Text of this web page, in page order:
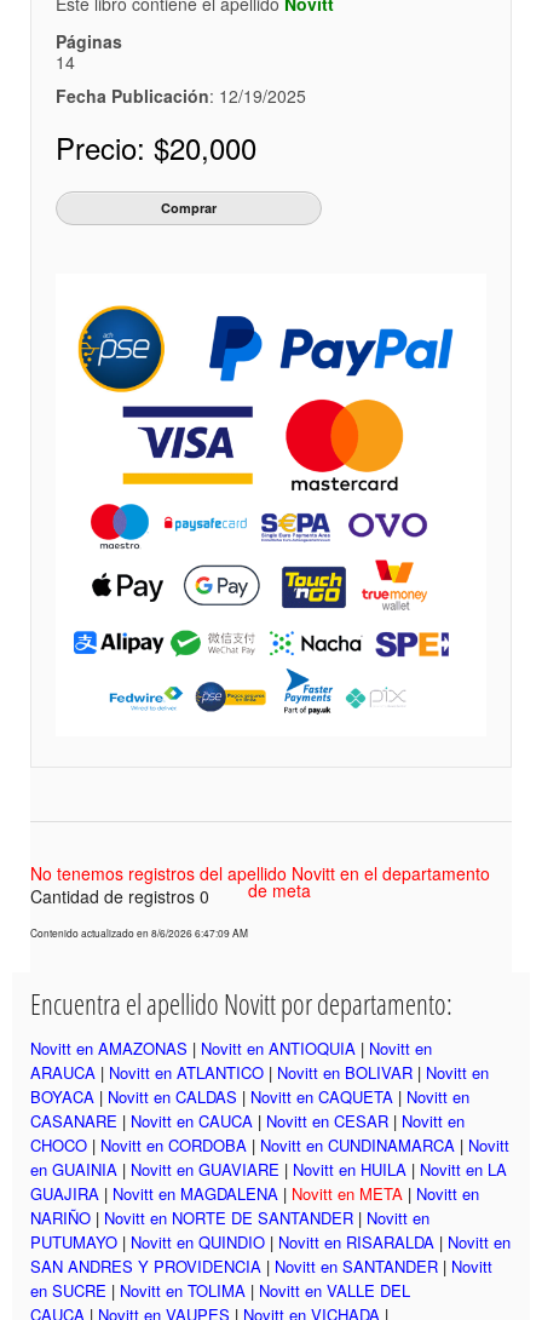
Páginas
14
Fecha Publicación: 12/19/2025
Precio: $20,000
No tenemos registros del apellido Novitt en el departamento
de meta
Cantidad de registros 0
Contenido actualizado en 8/6/2026 6:47:09 AM
Encuentra el apellido Novitt por departamento:
Novitt en AMAZONAS | Novitt en ANTIOQUIA | Novitt en
ARAUCA | Novitt en ATLANTICO | Novitt en BOLIVAR | Novitt en
BOYACA | Novitt en CALDAS | Novitt en CAQUETA | Novitt en
CASANARE | Novitt en CAUCA | Novitt en CESAR | Novitt en
CHOCO | Novitt en CORDOBA | Novitt en CUNDINAMARCA | Novitt
en GUAINIA | Novitt en GUAVIARE | Novitt en HUILA | Novitt en LA
GUAJIRA | Novitt en MAGDALENA | Novitt en META | Novitt en
NARIÑO | Novitt en NORTE DE SANTANDER | Novitt en
PUTUMAYO | Novitt en QUINDIO | Novitt en RISARALDA | Novitt en
SAN ANDRES Y PROVIDENCIA | Novitt en SANTANDER | Novitt
en SUCRE | Novitt en TOLIMA | Novitt en VALLE DEL
CAUCA | Novitt en VAUPES | Novitt en VICHADA |